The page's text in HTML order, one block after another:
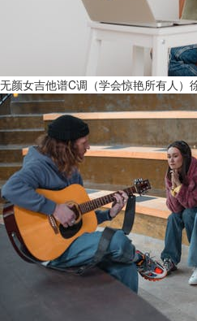
无颜女吉他谱C调（学会惊艳所有人）